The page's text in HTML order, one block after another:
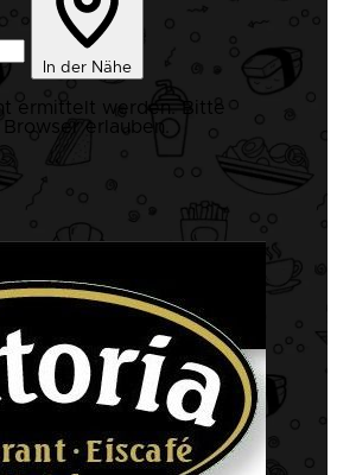
In der Nähe
ermittelt werden. Bitte
erlauben.